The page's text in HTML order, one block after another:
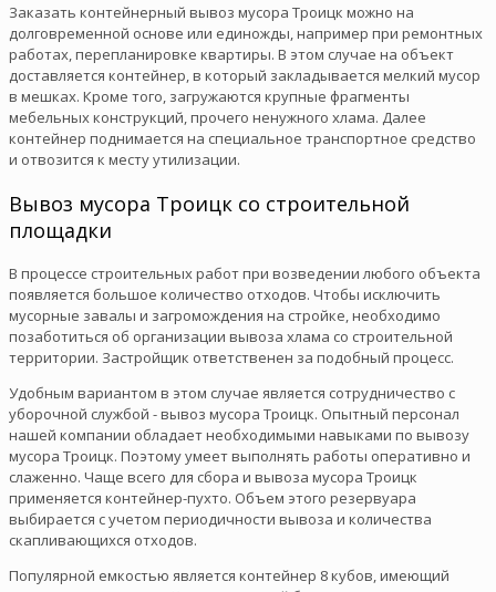
Заказать контейнерный вывоз мусора Троицк можно на
долговременной основе или единожды, например при ремонтных
работах, перепланировке квартиры. В этом случае на объект
доставляется контейнер, в который закладывается мелкий мусор
в мешках. Кроме того, загружаются крупные фрагменты
мебельных конструкций, прочего ненужного хлама. Далее
контейнер поднимается на специальное транспортное средство
и отвозится к месту утилизации.
Вывоз мусора Троицк со строительной
площадки
В процессе строительных работ при возведении любого объекта
появляется большое количество отходов. Чтобы исключить
мусорные завалы и загромождения на стройке, необходимо
позаботиться об организации вывоза хлама со строительной
территории. Застройщик ответственен за подобный процесс.
Удобным вариантом в этом случае является сотрудничество с
уборочной службой - вывоз мусора Троицк. Опытный персонал
нашей компании обладает необходимыми навыками по вывозу
мусора Троицк. Поэтому умеет выполнять работы оперативно и
слаженно. Чаще всего для сбора и вывоза мусора Троицк
применяется контейнер-пухто. Объем этого резервуара
выбирается с учетом периодичности вывоза и количества
скапливающихся отходов.
Популярной емкостью является контейнер 8 кубов, имеющий